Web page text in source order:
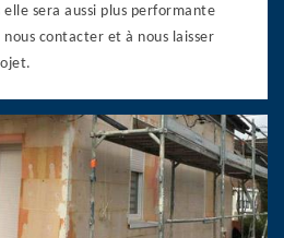
sera aussi plus performante
nous contacter et à nous laisser